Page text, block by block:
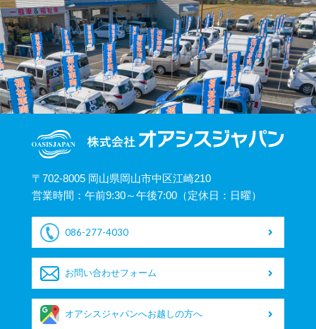
〒702-8005 岡山県岡山市中区江崎210
営業時間：午前9:30～午後7:00（定休日：日曜）
086-277-4030
お問い合わせフォーム
オアシスジャパンへお越しの方へ